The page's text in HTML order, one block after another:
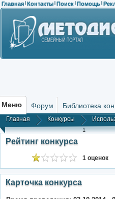
Главная | Контакты | Поиск | Помощь |
Меню Форум Библиотека
Главная Конкурсы
1
Рейтинг конкурса
1 оценок
Карточка конкурса